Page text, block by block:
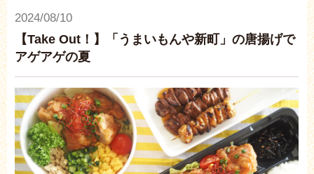
2024/08/10
【Take Out！】「うまいもんや新町」の唐揚げで
アゲアゲの夏